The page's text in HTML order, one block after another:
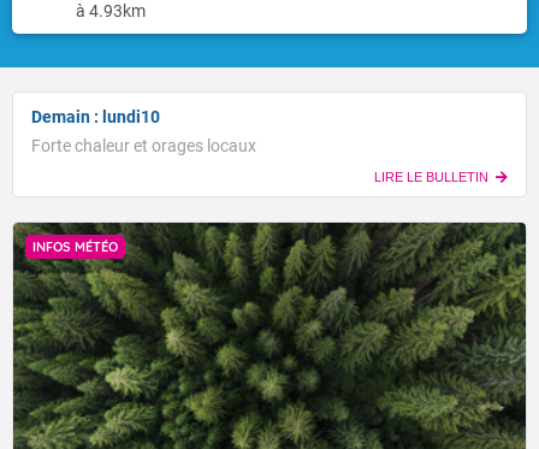
à 4.93km
Demain : lundi10
Forte chaleur et orages locaux
LIRE LE BULLETIN
INFOS MÉTÉO